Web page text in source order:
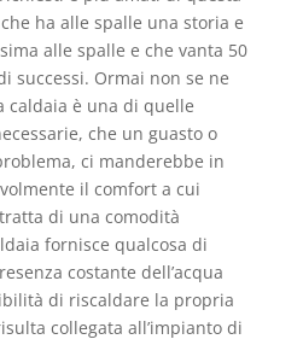
ha alle spalle una storia e
alle spalle e che vanta 50
successi. Ormai non se ne
caldaia è una di quelle
che un guasto o
ci manderebbe in
il comfort a cui
di una comodità
fornisce qualcosa di
costante dell’acqua
di riscaldare la propria
collegata all’impianto di